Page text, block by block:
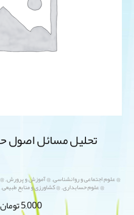
تحلیل مسائل اصول
@ علوم اجتماعی و روانشناسی,@ آموزش و پرورش,
@ علوم حسابداری,@ کشاورزی و منابع طبیعی
5,000تومان